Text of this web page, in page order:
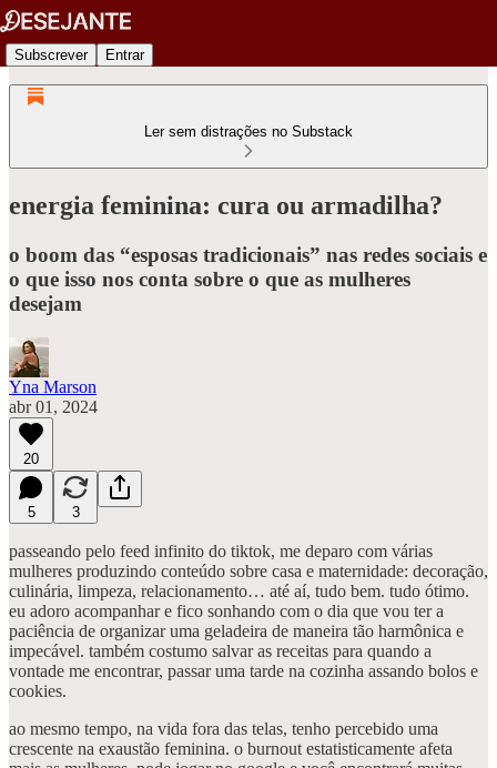
Subscrever Entrar
Ler sem distrações no Substack
energia feminina: cura ou armadilha?
o boom das “esposas tradicionais” nas redes sociais e
o que isso nos conta sobre o que as mulheres
desejam
Yna Marson
abr 01, 2024
20
5 3
passeando pelo feed infinito do tiktok, me deparo com várias
mulheres produzindo conteúdo sobre casa e maternidade: decoração,
culinária, limpeza, relacionamento… até aí, tudo bem. tudo ótimo.
eu adoro acompanhar e fico sonhando com o dia que vou ter a
paciência de organizar uma geladeira de maneira tão harmônica e
impecável. também costumo salvar as receitas para quando a
vontade me encontrar, passar uma tarde na cozinha assando bolos e
cookies.
ao mesmo tempo, na vida fora das telas, tenho percebido uma
crescente na exaustão feminina. o burnout estatisticamente afeta